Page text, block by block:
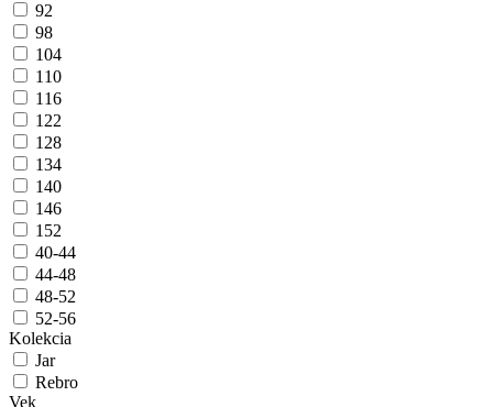
92
98
104
110
116
122
128
134
140
146
152
40-44
44-48
48-52
52-56
Kolekcia
Jar
Rebro
Vek